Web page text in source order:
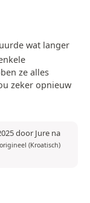
wat langer
ze alles
zeker opnieuw
door Jure na
(Kroatisch)